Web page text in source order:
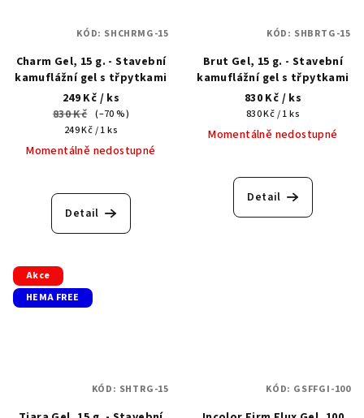
Charm Gel, 15 g. - Stavební
kamuflážní gel s třpytkami
249 Kč / ks
830 Kč (–70 %)
Měrná
cena:
249 Kč / 1 ks
Momentálně nedostupné
Detail
KÓD: SHCHRMG-15
Brut Gel, 15 g. - Stavební
kamuflážní gel s třpytkami
830 Kč / ks
Měrná
cena:
830 Kč / 1 ks
Momentálně nedostupné
Detail
KÓD: SHBRTG-15
Akce
HEMA FREE
KÓD: SHTRG-15 KÓD: GSFFGI-100